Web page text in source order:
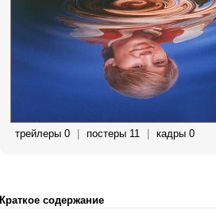
трейлеры 0 постеры 11 кадры 0
Краткое содержание